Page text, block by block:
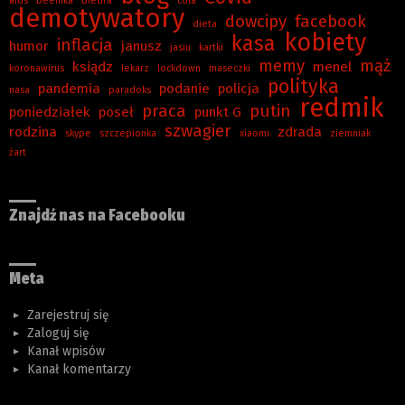
demotywatory dieta dowcipy facebook
humor inflacja janusz jasiu kartki kasa kobiety
koronawirus ksiądz lekarz lockdown maseczki memy menel mąż
nasa pandemia paradoks podanie policja polityka
poniedziałek poseł praca punkt G putin redmik
rodzina skype szczepionka szwagier xiaomi zdrada
ziemniak
żart
Znajdź nas na Facebooku
Meta
Zarejestruj się
Zaloguj się
Kanał wpisów
Kanał komentarzy